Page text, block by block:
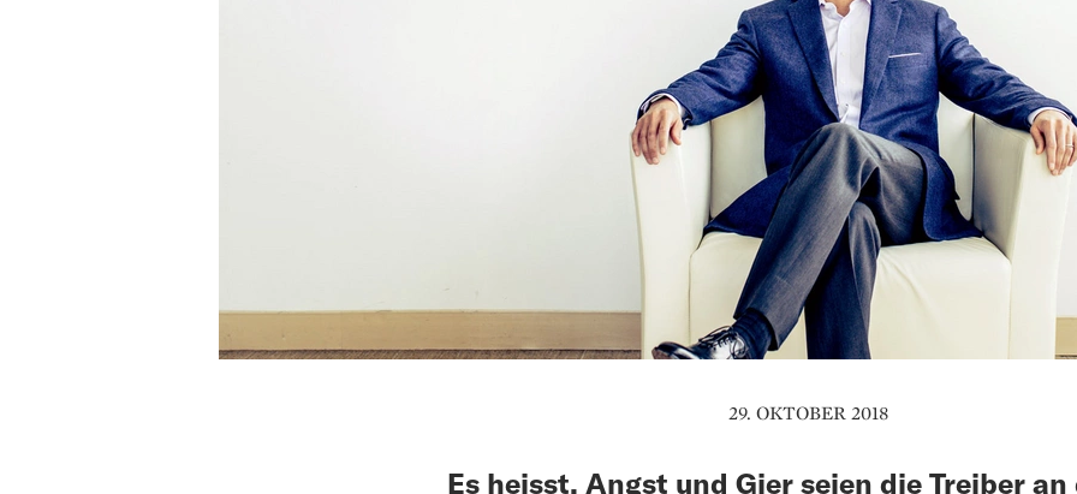
29. OKTOBER 2018
Es heisst, Angst und Gier seien die Treiber an